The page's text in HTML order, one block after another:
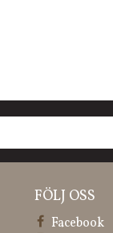
FÖLJ OSS
Facebook